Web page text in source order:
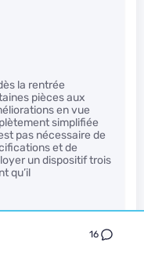
16
la rentrée
pièces aux
en vue
simplifiée
pas nécessaire de
et de
un dispositif trois
qu’il